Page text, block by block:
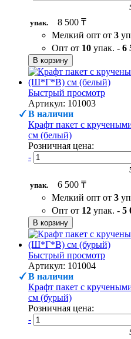
упак.
8 500 ₸
Мелкий опт от 3
Опт от 10 упак. - 6
В корзину
Быстрый просмотр
Артикул: 101003
В наличии
Крафт пакет с
см (белый)
Розничная цена:
-
упак.
6 500 ₸
Мелкий опт от 3
Опт от 12 упак. - 5
В корзину
Быстрый просмотр
Артикул: 101004
В наличии
Крафт пакет с
см (бурый)
Розничная цена:
-